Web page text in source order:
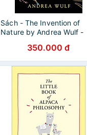
Sách - The Invention of
Nature by Andrea Wulf -
History Book - Nhập Khẩu
UK
350.000 đ